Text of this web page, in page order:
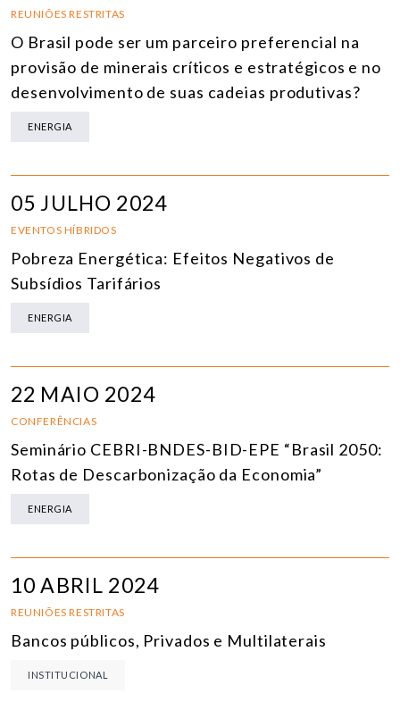
REUNIÕES RESTRITAS
O Brasil pode ser um parceiro preferencial na
provisão de minerais críticos e estratégicos e no
desenvolvimento de suas cadeias produtivas?
ENERGIA
05 JULHO 2024
EVENTOS HÍBRIDOS
Pobreza Energética: Efeitos Negativos de
Subsídios Tarifários
ENERGIA
22 MAIO 2024
CONFERÊNCIAS
Seminário CEBRI-BNDES-BID-EPE “Brasil 2050:
Rotas de Descarbonização da Economia”
ENERGIA
10 ABRIL 2024
REUNIÕES RESTRITAS
Bancos públicos, Privados e Multilaterais
INSTITUCIONAL